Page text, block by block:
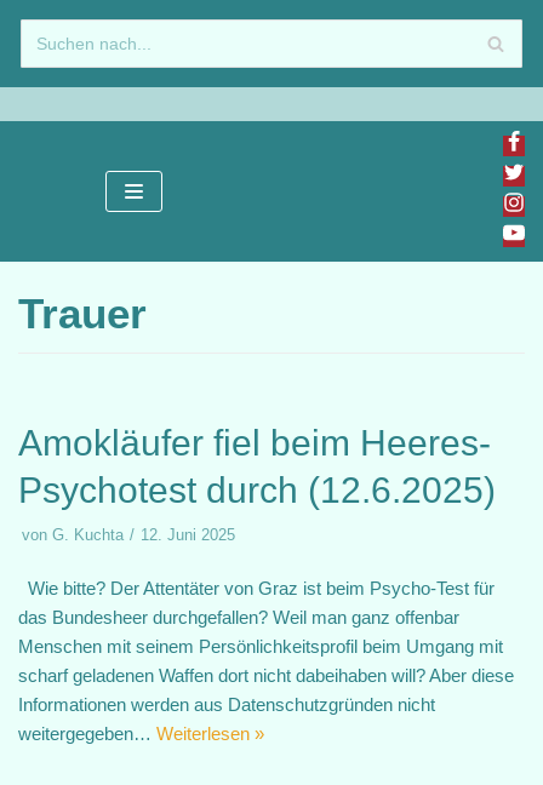
Zum
Inhalt
springen
Trauer
Amokläufer fiel beim Heeres-
Psychotest durch (12.6.2025)
von G. Kuchta 12. Juni 2025
Wie bitte? Der Attentäter von Graz ist beim Psycho-Test für
das Bundesheer durchgefallen? Weil man ganz offenbar
Menschen mit seinem Persönlichkeitsprofil beim Umgang mit
scharf geladenen Waffen dort nicht dabeihaben will? Aber diese
Informationen werden aus Datenschutzgründen nicht
weitergegeben… Weiterlesen »